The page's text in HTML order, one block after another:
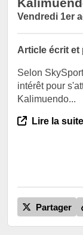
Vendredi 1er
Article écrit et
Selon
intérêt pour
Kalimuendo...
Lire la
Partager